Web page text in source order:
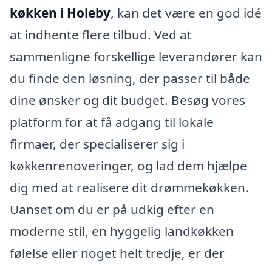
køkken i Holeby, kan det være en god idé
at indhente flere tilbud. Ved at
sammenligne forskellige leverandører kan
du finde den løsning, der passer til både
dine ønsker og dit budget. Besøg vores
platform for at få adgang til lokale
firmaer, der specialiserer sig i
køkkenrenoveringer, og lad dem hjælpe
dig med at realisere dit drømmekøkken.
Uanset om du er på udkig efter en
moderne stil, en hyggelig landkøkken
følelse eller noget helt tredje, er der